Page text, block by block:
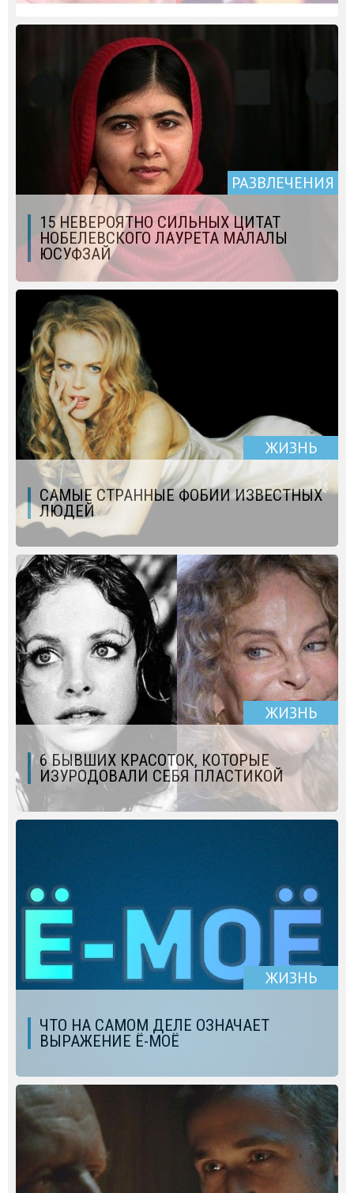
РАЗВЛЕЧЕНИЯ
15 НЕВЕРОЯТНО СИЛЬНЫХ ЦИТАТ
НОБЕЛЕВСКОГО ЛАУРЕТА МАЛАЛЫ
ЮСУФЗАЙ
ЖИЗНЬ
САМЫЕ СТРАННЫЕ ФОБИИ ИЗВЕСТНЫХ
ЛЮДЕЙ
ЖИЗНЬ
6 БЫВШИХ КРАСОТОК, КОТОРЫЕ
ИЗУРОДОВАЛИ СЕБЯ ПЛАСТИКОЙ
ЖИЗНЬ
ЧТО НА САМОМ ДЕЛЕ ОЗНАЧАЕТ
ВЫРАЖЕНИЕ Ё-МОЁ